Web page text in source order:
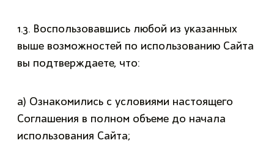
1.3. Воспользовавшись любой из указанных
выше возможностей по использованию Сайта
вы подтверждаете, что:
а) Ознакомились с условиями настоящего
Соглашения в полном объеме до начала
использования Сайта;